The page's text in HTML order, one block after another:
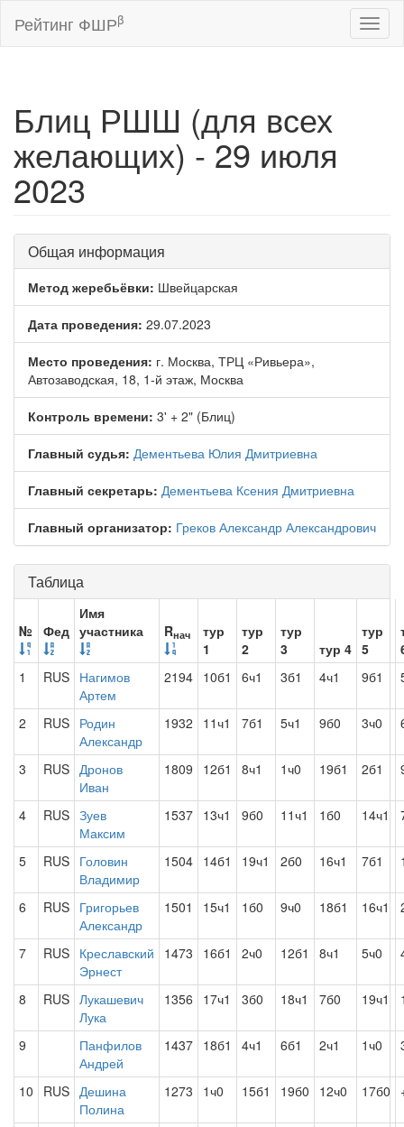
Рейтинг ФШРβ
Блиц РШШ (для всех
желающих) - 29 июля
2023
Общая информация
Метод жеребьёвки: Швейцарская
Дата проведения: 29.07.2023
Место проведения: г. Москва, ТРЦ «Ривьера»,
Автозаводская, 18, 1-й этаж, Москва
Контроль времени: 3' + 2" (Блиц)
Главный судья: Дементьева Юлия Дмитриевна
Главный секретарь: Дементьева Ксения Дмитриевна
Главный организатор: Греков Александр Александрович
Таблица
№ Фед
Имя
участника
Rнач
тур
1
тур
2
тур
3
тур 4
тур
5
1
RUS Нагимов
Артем
2194 10б1 6ч1 3б1 4ч1 9б1
2 RUS Родин
Александр
1932 11ч1 7б1 5ч1 9б0 3ч0
3 RUS Дронов
Иван
1809 12б1 8ч1 1ч0 19б1 2б1
4 RUS Зуев
Максим
1537 13ч1 9б0 11ч1 1б0 14ч1
5 RUS Головин
Владимир
1504 14б1 19ч1 2б0 16ч1 7б1
6 RUS Григорьев
Александр
1501 15ч1 1б0 9ч0 18б1 16ч1
7 RUS Креславский
Эрнест
1473 16б1 2ч0 12б1 8ч1 5ч0
8 RUS Лукашевич
Лука
1356 17ч1 3б0 18ч1 7б0 19ч1
9
Панфилов
Андрей
1437 18б1 4ч1 6б1 2ч1 1ч0
10 RUS Дешина
Полина
1273 1ч0 15б1 19б0 12ч0 17б0